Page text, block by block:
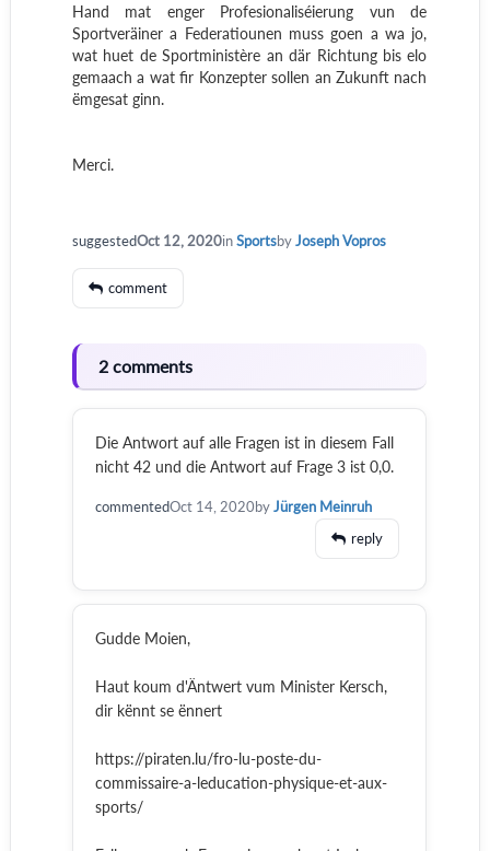
Hand mat enger Profesionaliséierung vun de
Sportveräiner a Federatiounen muss goen a wa jo,
wat huet de Sportministère an där Richtung bis elo
gemaach a wat fir Konzepter sollen an Zukunft nach
ëmgesat ginn.
Merci.
suggestedOct 12, 2020inSportsbyJoseph Vopros
comment
2 comments
Die Antwort auf alle Fragen ist in diesem Fall
nicht 42 und die Antwort auf Frage 3 ist 0,0.
commentedOct 14, 2020byJürgen Meinruh
reply
Gudde Moien,
Haut koum d'Äntwert vum Minister Kersch,
dir kënnt se ënnert
https://piraten.lu/fro-lu-poste-du-
commissaire-a-leducation-physique-et-aux-
sports/